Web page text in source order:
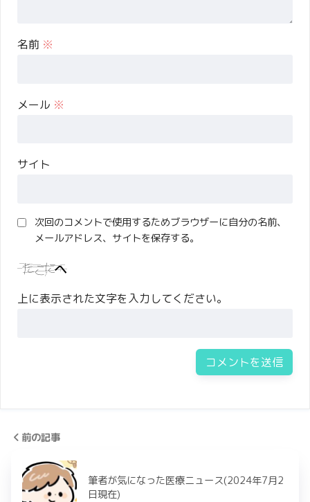
名前 ※
メール ※
サイト
次回のコメントで使用するためブラウザーに自分の名前、
メールアドレス、サイトを保存する。
上に表示された文字を入力してください。
前の記事
筆者が気になった医療ニュース(2024年7月2
日現在)